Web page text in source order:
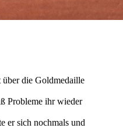
die Goldmedaille
Probleme ihr wieder
er sich nochmals und